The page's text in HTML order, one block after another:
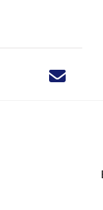
Deel dit
Deel dit
Deel dit
Deel